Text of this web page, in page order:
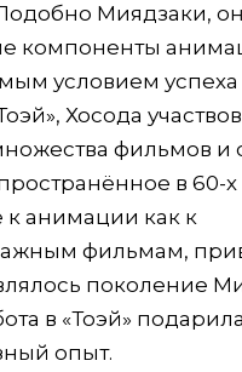
Миядзаки, он
компоненты
условием
Хосода
фильмов и
в 60-х
анимации как к
фильмам,
поколение
в «Тоэй»
опыт.